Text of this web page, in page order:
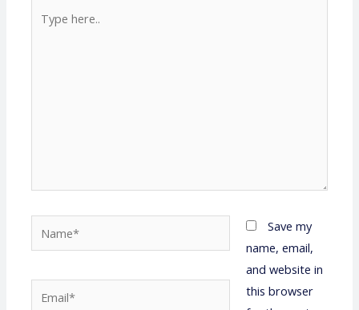
here..
Save my
name, email,
and website in
this browser